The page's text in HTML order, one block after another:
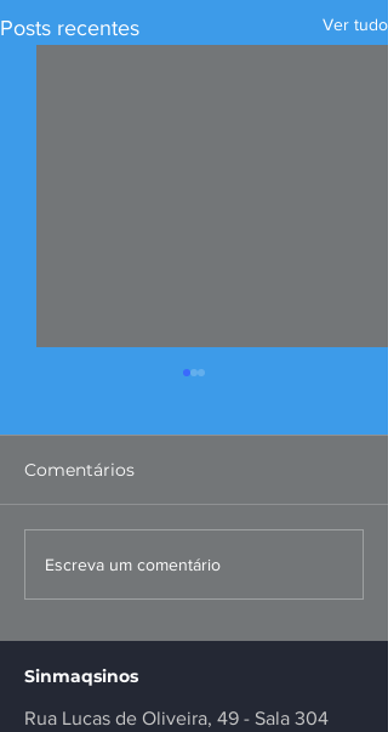
Posts recentes Ver tudo
FIERGS: corte da Selic é
positivo, mas
Comentários
Escreva um comentário
Sinmaqsinos
Rua Lucas de Oliveira, 49 - Sala 304